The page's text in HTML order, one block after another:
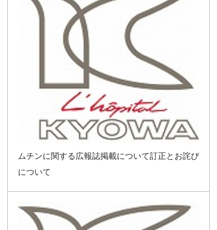
ムチンに関する広報誌掲載について訂正とお詫び
について